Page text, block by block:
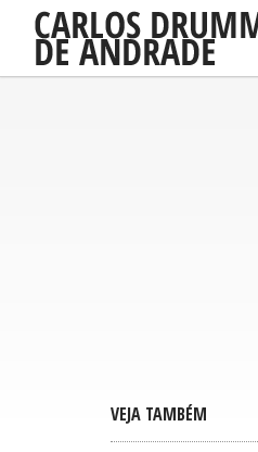
VEJA TAMBÉM